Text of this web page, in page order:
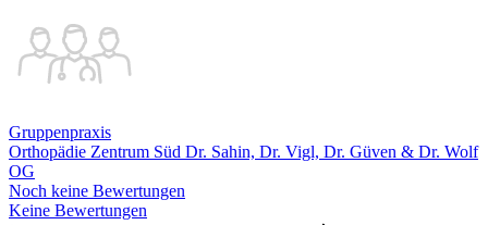
Gruppenpraxis
Orthopädie Zentrum Süd Dr. Sahin, Dr. Vigl, Dr. Güven & Dr. Wolf
OG
Noch keine Bewertungen
Keine Bewertungen